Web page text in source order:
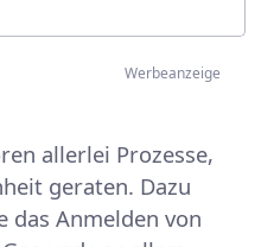
Werbeanzeige
allerlei Prozesse,
geraten. Dazu
das Anmelden von